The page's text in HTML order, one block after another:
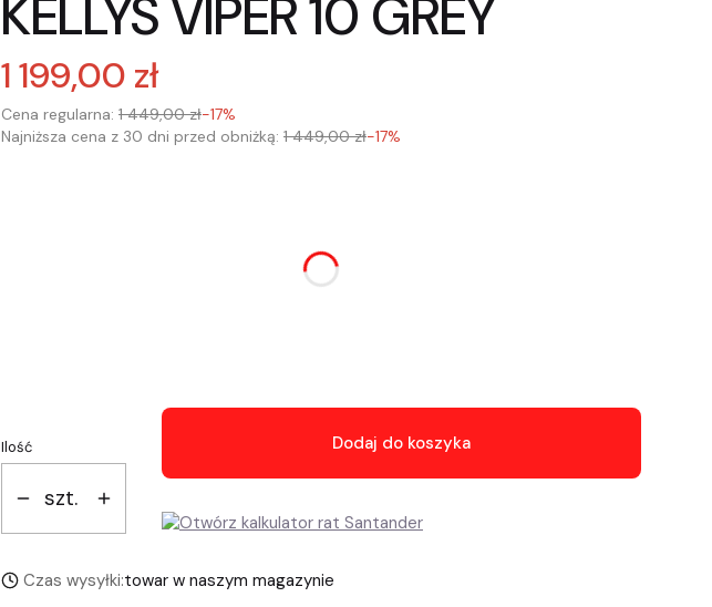
KELLYS VIPER 10 GREY
1 199,00 zł
Cena regularna: 1 449,00 zł-17%
Najniższa cena z 30 dni przed obniżką: 1 449,00 zł-17%
Ilość
szt.
Dodaj do koszyka
Czas wysyłki:towar w naszym magazynie